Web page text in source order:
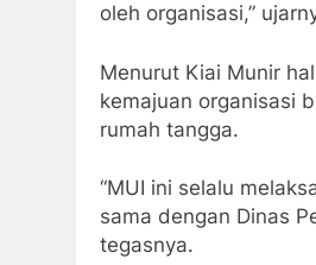
oleh organisasi,”
Menurut Kiai Munir
kemajuan organisasi
rumah tangga.
“MUI ini selalu
sama dengan Dinas
tegasnya.